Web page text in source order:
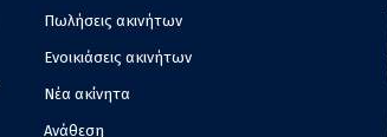
Πωλήσεις ακινήτων
Ενοικιάσεις ακινήτων
Νέα ακίνητα
Ανάθεση